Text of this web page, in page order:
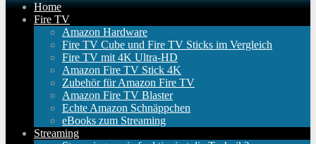
Home
Fire TV
Amazon Hardware
Fire TV Cube und Fire TV Sticks im Vergleich
Fire TV mit 4K Ultra-HD
Amazon Fire TV Stick 4K
Zubehör für Amazon Fire TV
Amazon Fire TV Blaster
Echte Amazon Schnäppchen
eBooks zum Streaming
Streaming